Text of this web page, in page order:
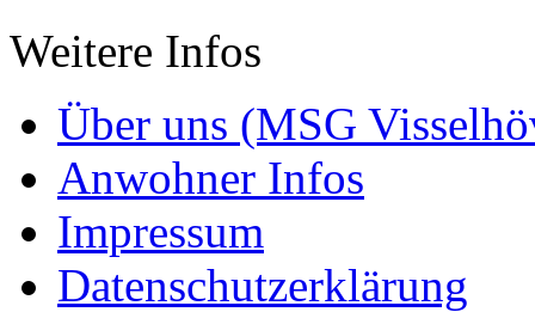
Weitere Infos
Über uns (MSG
Anwohner Infos
Impressum
Datenschutzerklärung